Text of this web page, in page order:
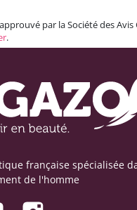
par la Société des Avis
.
française spécialisée
de l'homme